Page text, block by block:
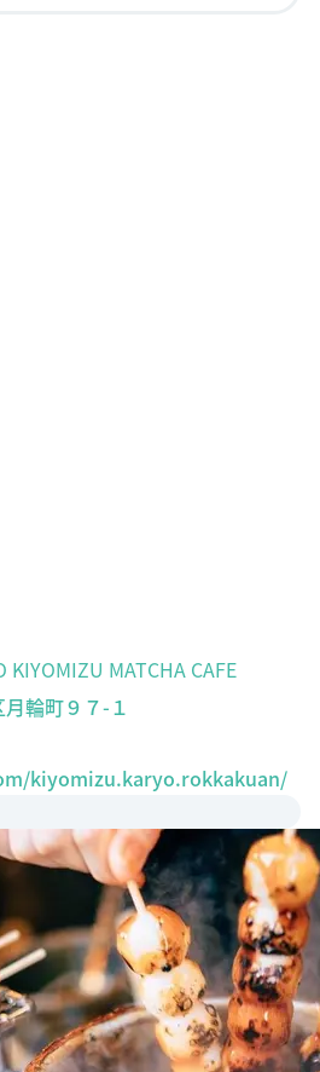
MATCHA CAFE
輪町９７-１
kiyomizu.karyo.rokkakuan/